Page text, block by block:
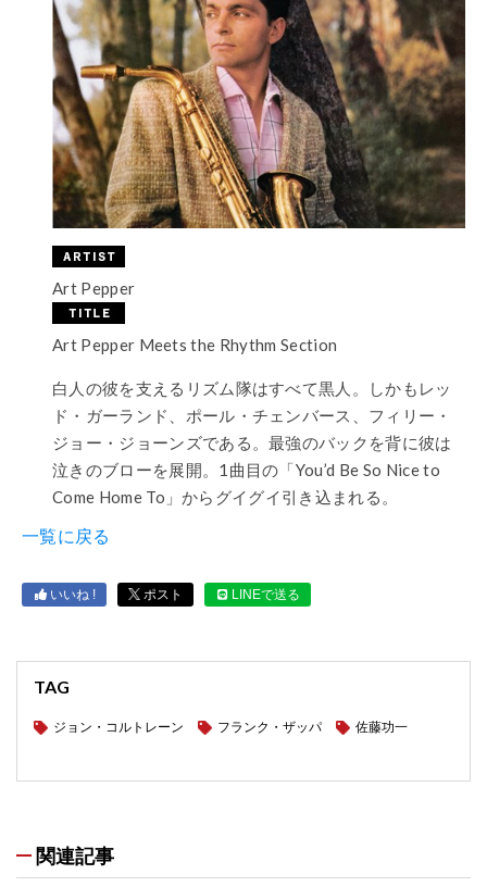
Art Pepper
Art Pepper Meets the Rhythm Section
白人の彼を支えるリズム隊はすべて黒人。しかもレッ
ド・ガーランド、ポール・チェンバース、フィリー・
ジョー・ジョーンズである。最強のバックを背に彼は
泣きのブローを展開。1曲目の「You’d Be So Nice to
Come Home To」からグイグイ引き込まれる。
一覧に戻る
いいね ! ポスト LINEで送る
TAG
ジョン・コルトレーン フランク・ザッパ 佐藤功一
関連記事